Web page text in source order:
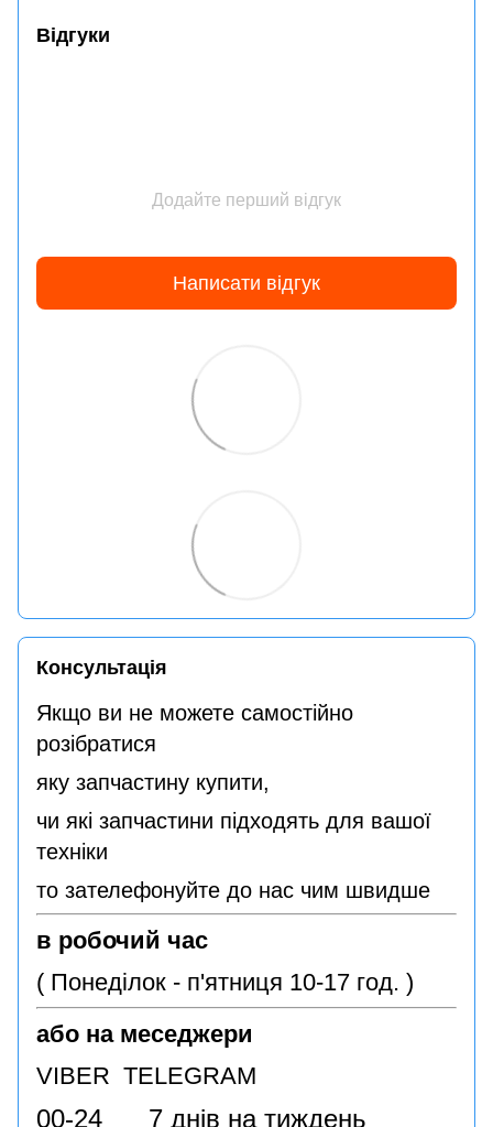
Відгуки
Додайте перший відгук
Написати відгук
Консультація
Якщо ви не можете самостійно
розібратися
яку запчастину купити,
чи які запчастини підходять для вашої
техніки
то зателефонуйте до нас чим швидше
в робочий час
( Понеділок - п'ятниця 10-17 год. )
або на меседжери
VIBER TELEGRAM
00-24 7 днів на тиждень